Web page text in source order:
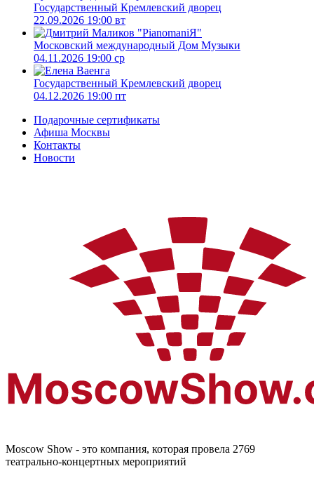
Государственный Кремлевский дворец
22.09.2026 19:00 вт
Московский международный Дом Музыки
04.11.2026 19:00 ср
Государственный Кремлевский дворец
04.12.2026 19:00 пт
Подарочные сертификаты
Афиша Москвы
Контакты
Новости
Moscow Show - это компания, которая провела 2769
театрально-концертных мероприятий